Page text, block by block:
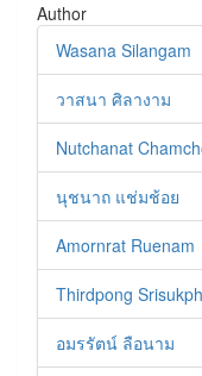
Author
Wasana Silangam
วาสนา ศิลางาม
Nutchanat
นุชนาถ แช่มช้อย
Amornrat Ruenam
Thirdpong
อมรรัตน์ ลือนาม